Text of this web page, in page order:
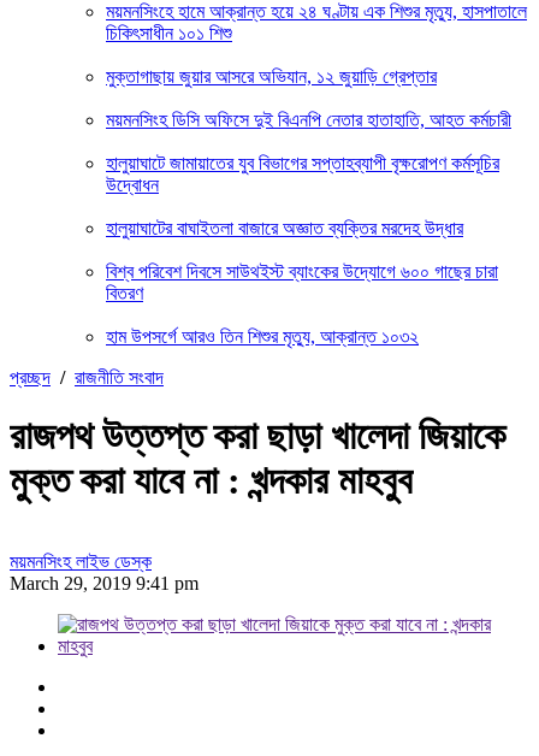
ময়মনসিংহে হামে আক্রান্ত হয়ে ২৪ ঘণ্টায় এক শিশুর মৃত্যু, হাসপাতালে
চিকিৎসাধীন ১০১ শিশু
মুক্তাগাছায় জুয়ার আসরে অভিযান, ১২ জুয়াড়ি গ্রেপ্তার
ময়মনসিংহ ডিসি অফিসে দুই বিএনপি নেতার হাতাহাতি, আহত কর্মচারী
হালুয়াঘাটে জামায়াতের যুব বিভাগের সপ্তাহব্যাপী বৃক্ষরোপণ কর্মসূচির
উদ্বোধন
হালুয়াঘাটের বাঘাইতলা বাজারে অজ্ঞাত ব্যক্তির মরদেহ উদ্ধার
বিশ্ব পরিবেশ দিবসে সাউথইস্ট ব্যাংকের উদ্যোগে ৬০০ গাছের চারা
বিতরণ
হাম উপসর্গে আরও তিন শিশুর মৃত্যু, আক্রান্ত ১০৩২
প্রচ্ছদ / রাজনীতি সংবাদ
রাজপথ উত্তপ্ত করা ছাড়া খালেদা জিয়াকে
মুক্ত করা যাবে না : খন্দকার মাহবুব
ময়মনসিংহ লাইভ ডেস্ক
March 29, 2019 9:41 pm